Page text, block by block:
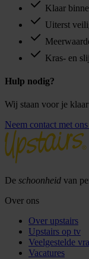
Klaar
Uiterst
Kras- en
Hulp nodig?
Wij staan voor je
Neem contact met
De schoonheid van
Over ons
Over upstairs
Upstairs op tv
Veelgestelde
Vacatures